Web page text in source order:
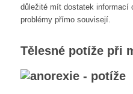
důležité mít dostatek informací
problémy přímo souvisejí.
Tělesné potíže při